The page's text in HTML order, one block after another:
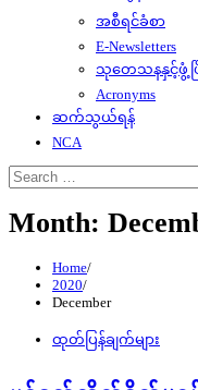
အစီရင်ခံစာ
E-Newsletters
သုတေသနနှင့်ဖွံ့ဖ
Acronyms
ဆက်သွယ်ရန်
NCA
Search
for:
Month:
Home
2020
December
ထုတ်ပြန်ချက်များ